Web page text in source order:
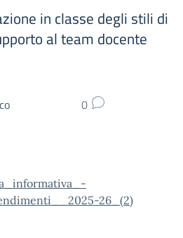
in classe degli stili di
al team docente
0
26_(2)